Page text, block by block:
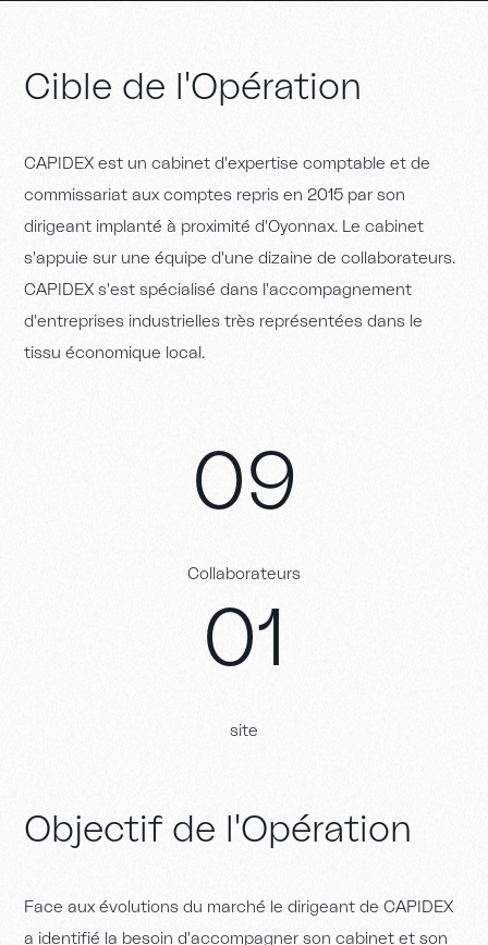
Cib e de 'Opération
CAP D EX est un ca binet d'expertise compta b le et de
commissariat aux comptes repris en 2015 par son
dirigeant imp lanté à proximité d'Oyonnax. Le ca binet
s'appuie sur une équipe d'une dizaine de co la borateurs.
CAP D EX s'est spécia isé dans 'accompagnement
d'entreprises industrie les très représentées dans le
tissu économique loca .
09
Co a borateurs
01
site
Objectif de 'Opération
Face aux évo utions du marc hé le dirigeant de CAP D EX
a identifié la besoin d'accompagner son ca binet et son